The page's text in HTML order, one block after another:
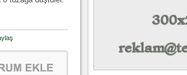
Teksas